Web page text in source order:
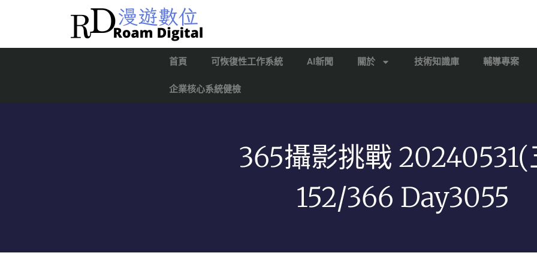
首頁 可恢復性工作系統 AI新聞 關於 技術知識庫 輔導專案
企業核心系統健檢
365攝影挑戰
152/366 Day3055